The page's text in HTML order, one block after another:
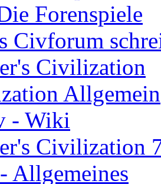
Forenspiele
Civforum
Civilization
Allgemein
- Wiki
Civilization
Allgemeines